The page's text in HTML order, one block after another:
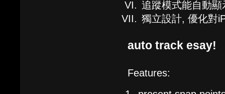
追蹤模式能自動
獨立設計, 優化對
auto track esay!
Features: